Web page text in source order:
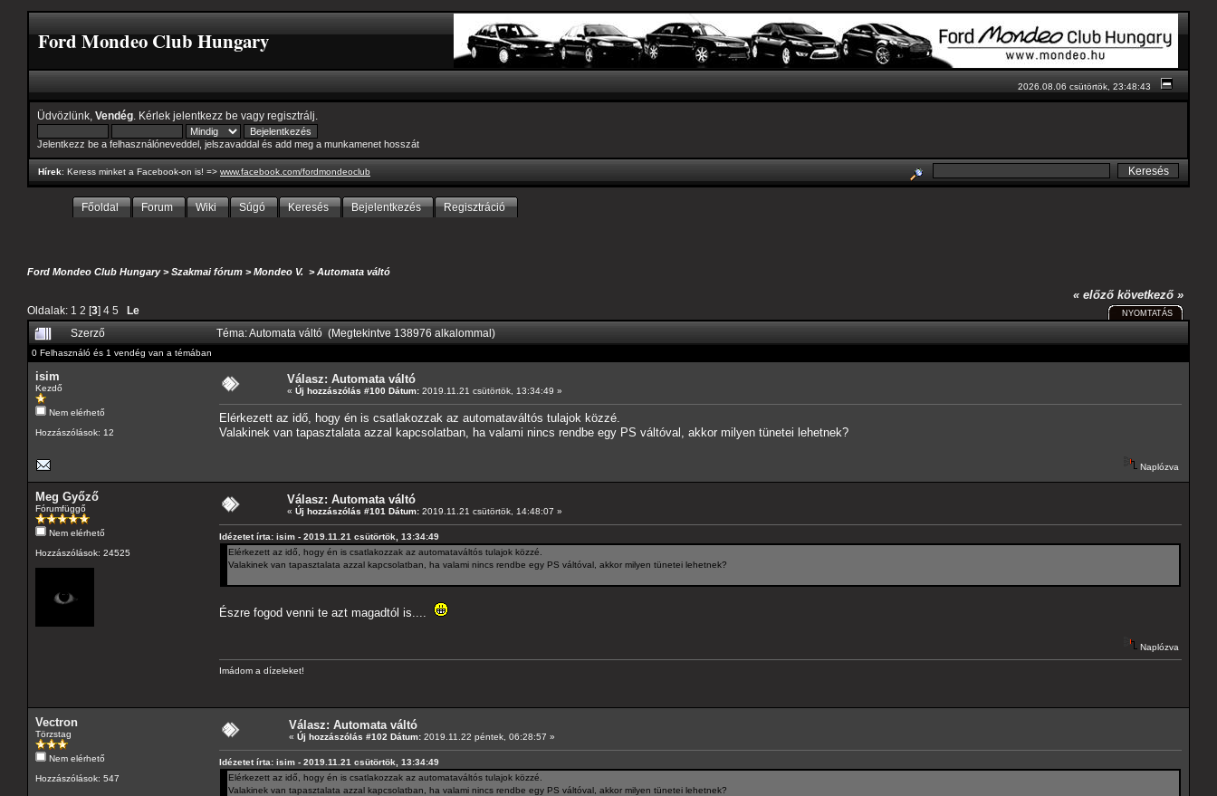
Ford Mondeo Club Hungary
2026.08.06 csütörtök, 23:48:43
Üdvözlünk, Vendég . Kérlek jelentkezz be vagy regisztrálj
Jelentkezz be a felhasználóneveddel, jelszavaddal és add meg a munkamenet hosszát
Hírek: Keress minket a Facebook-on is! => www.facebook.com/fordmondeoclub
Főoldal Forum Wiki Súgó Keresés Bejelentkezés Regisztráció
Ford Mondeo Club Hungary>Szakmai fórum >Mondeo V. >Automata váltó
Oldalak: 1 2 [3] 4 5 Le
« előző következő »
NYOMTATÁS
Szerző Téma: Automata váltó (Megtekintve 138976 alkalommal)
0 Felhasználó és 1 vendég van a témában
isim
Kezdő
Nem elérhető
Hozzászólások: 12
Válasz: Automata váltó
« Új hozzászólás #100 Dátum: 2019.11.21 csütörtök, 13:34:49 »
Elérkezett az idő, hogy én is csatlakozzak az automataváltós tulajok közzé.
Valakinek van tapasztalata azzal kapcsolatban, ha valami nincs rendbe egy PS váltóval, akkor milyen tünetei lehetnek?
Naplózva
Meg Győző
Fórumfüggő
Nem elérhető
Hozzászólások: 24525
Válasz: Automata váltó
« Új hozzászólás #101 Dátum: 2019.11.21 csütörtök, 14:48:07 »
Idézetet írta: isim - 2019.11.21 csütörtök, 13:34:49
Elérkezett az idő, hogy én is csatlakozzak az automataváltós tulajok közzé.
Valakinek van tapasztalata azzal kapcsolatban, ha valami nincs rendbe egy PS váltóval, akkor milyen tünetei lehetnek?
Észre fogod venni te azt magadtól is....
Naplózva
Imádom a dízeleket!
Vectron
Törzstag
Nem elérhető
Hozzászólások: 547
Válasz: Automata váltó
« Új hozzászólás #102 Dátum: 2019.11.22 péntek, 06:28:57 »
Idézetet írta: isim - 2019.11.21 csütörtök, 13:34:49
Elérkezett az idő, hogy én is csatlakozzak az automataváltós tulajok közzé.
Valakinek van tapasztalata azzal kapcsolatban, ha valami nincs rendbe egy PS váltóval, akkor milyen tünetei lehetnek?